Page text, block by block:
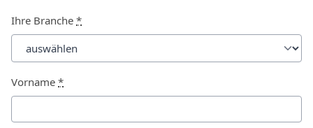
Ihre Branche *
Vorname *